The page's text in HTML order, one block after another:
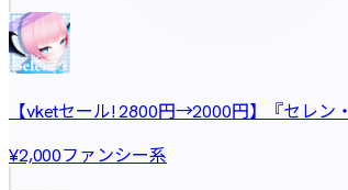
【vketセール! 2800円→2000円】『セレン
¥2,000ファンシー系